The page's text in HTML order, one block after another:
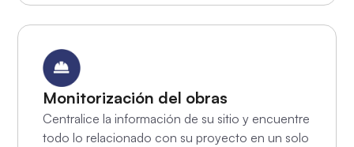
Monitorización del obras
Centralice la información de su sitio y encuentre
todo lo relacionado con su proyecto en un solo